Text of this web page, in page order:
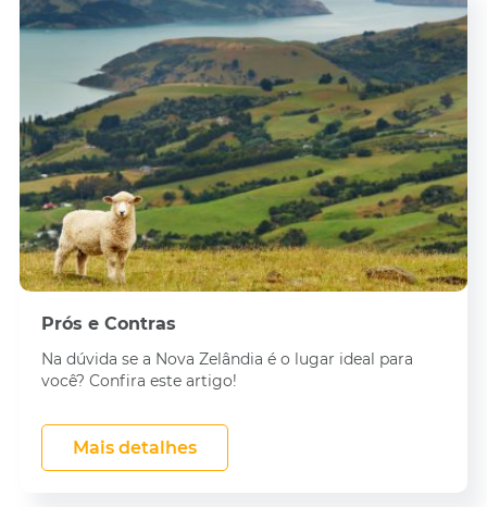
Prós e Contras
Na dúvida se a Nova Zelândia é o lugar ideal para
você? Confira este artigo!
Mais detalhes